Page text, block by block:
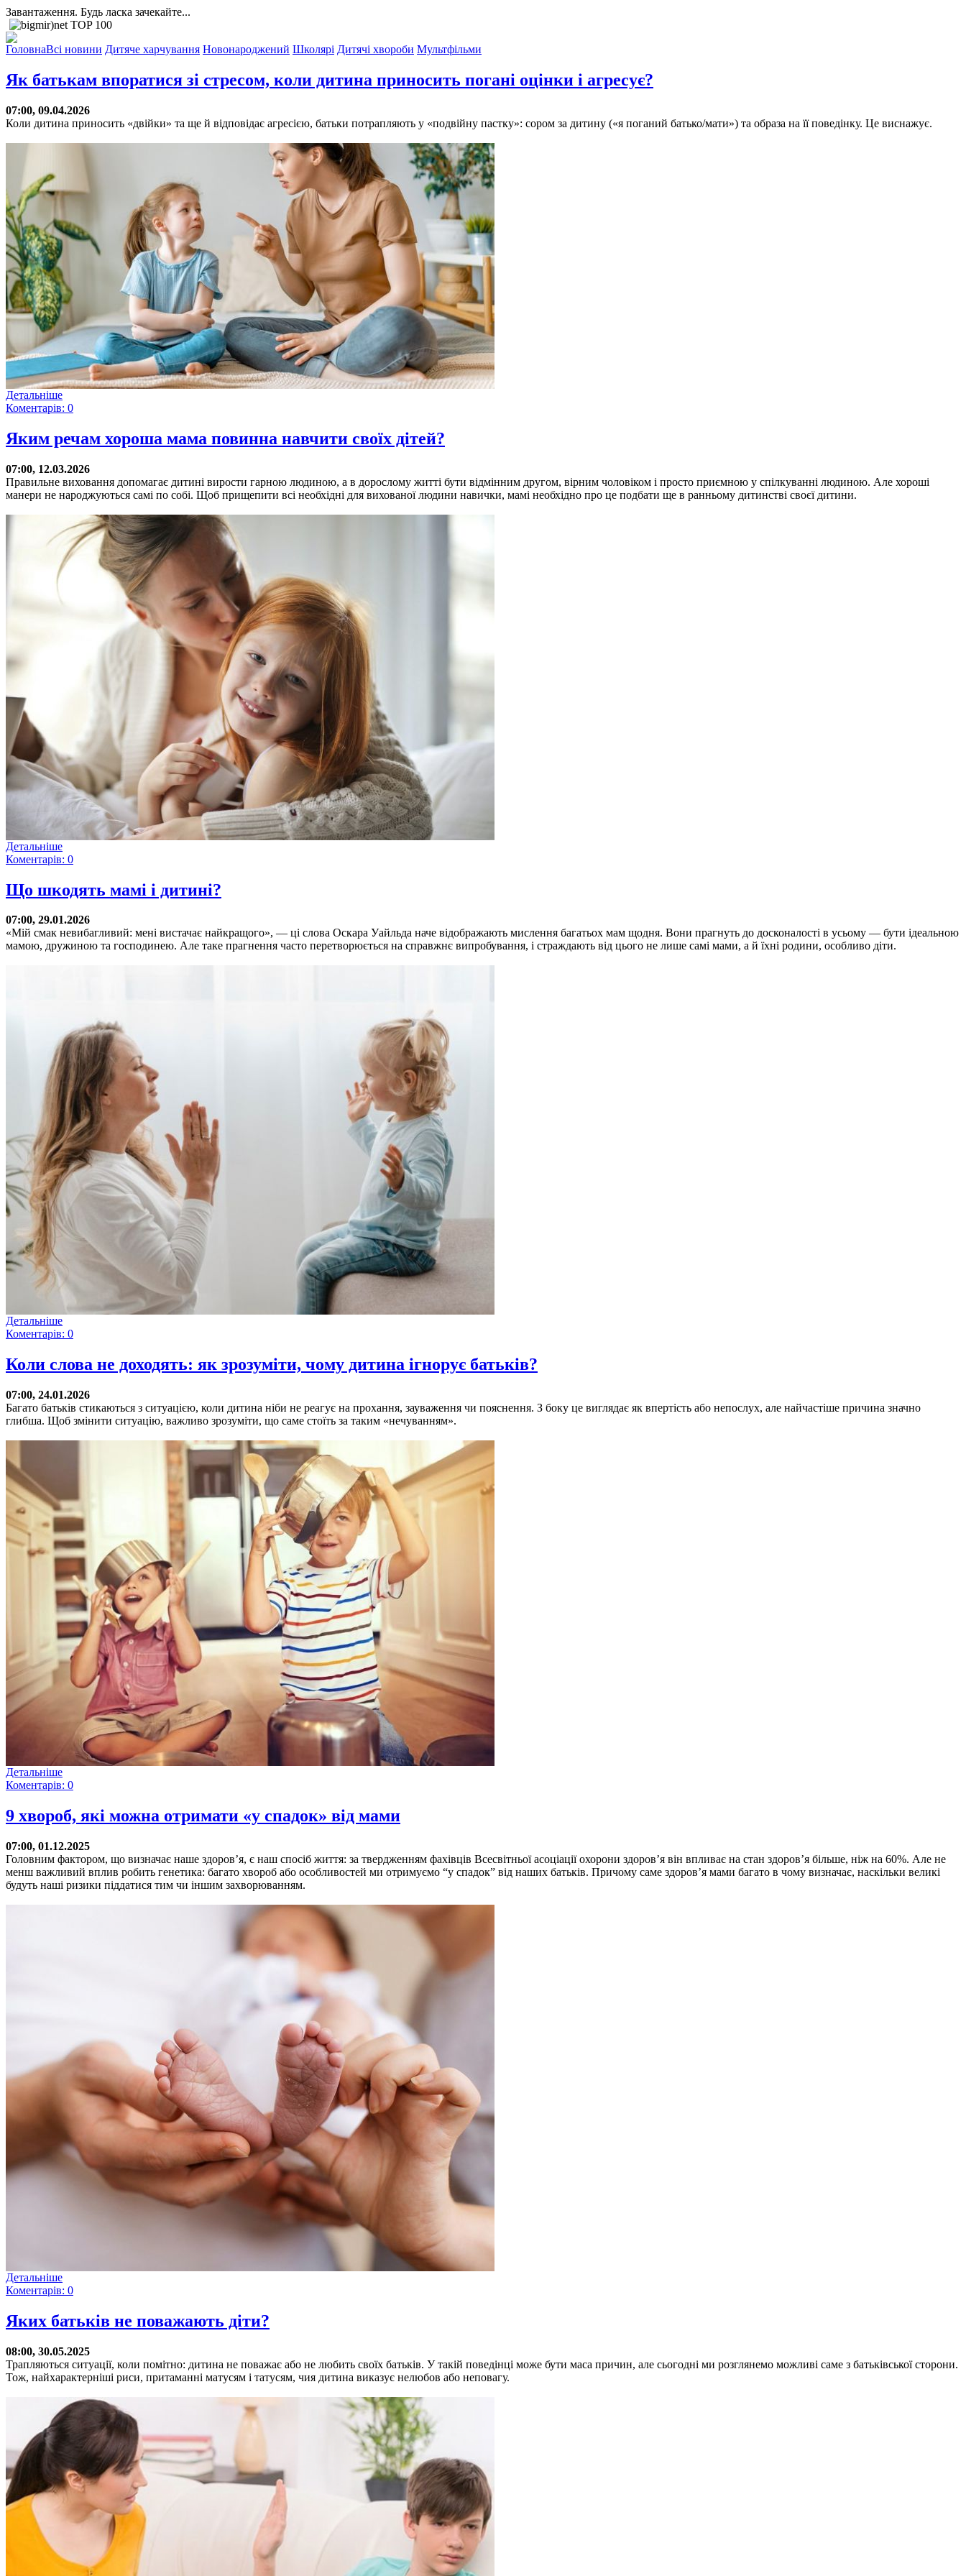
Завантаження. Будь ласка зачекайте...
ГоловнаВсі новини Дитяче харчування Новонароджений Школярі Дитячі хвороби Мультфільми
Як батькам впоратися зі стресом, коли дитина приносить погані оцінки і агресує?
07:00, 09.04.2026
Коли дитина приносить «двійки» та ще й відповідає агресією, батьки потрапляють у «подвійну пастку»: сором за дитину («я поганий батько/мати») та образа на її поведінку. Це виснажує.
Детальніше
Коментарів: 0
Яким речам хороша мама повинна навчити своїх дітей?
07:00, 12.03.2026
Правильне виховання допомагає дитині вирости гарною людиною, а в дорослому житті бути відмінним другом, вірним чоловіком і просто приємною у спілкуванні людиною. Але хороші
манери не народжуються самі по собі. Щоб прищепити всі необхідні для вихованої людини навички, мамі необхідно про це подбати ще в ранньому дитинстві своєї дитини.
Детальніше
Коментарів: 0
Що шкодять мамі і дитині?
07:00, 29.01.2026
«Мій смак невибагливий: мені вистачає найкращого», — ці слова Оскара Уайльда наче відображають мислення багатьох мам щодня. Вони прагнуть до досконалості в усьому — бути ідеальною
мамою, дружиною та господинею. Але таке прагнення часто перетворюється на справжнє випробування, і страждають від цього не лише самі мами, а й їхні родини, особливо діти.
Детальніше
Коментарів: 0
Коли слова не доходять: як зрозуміти, чому дитина ігнорує батьків?
07:00, 24.01.2026
Багато батьків стикаються з ситуацією, коли дитина ніби не реагує на прохання, зауваження чи пояснення. З боку це виглядає як впертість або непослух, але найчастіше причина значно
глибша. Щоб змінити ситуацію, важливо зрозуміти, що саме стоїть за таким «нечуванням».
Детальніше
Коментарів: 0
9 хвороб, які можна отримати «у спадок» від мами
07:00, 01.12.2025
Головним фактором, що визначає наше здоров’я, є наш спосіб життя: за твердженням фахівців Всесвітньої асоціації охорони здоров’я він впливає на стан здоров’я більше, ніж на 60%. Але не
менш важливий вплив робить генетика: багато хвороб або особливостей ми отримуємо “у спадок” від наших батьків. Причому саме здоров’я мами багато в чому визначає, наскільки великі
будуть наші ризики піддатися тим чи іншим захворюванням.
Детальніше
Коментарів: 0
Яких батьків не поважають діти?
08:00, 30.05.2025
Трапляються ситуації, коли помітно: дитина не поважає або не любить своїх батьків. У такій поведінці може бути маса причин, але сьогодні ми розглянемо можливі саме з батьківської сторони.
Тож, найхарактерніші риси, притаманні матусям і татусям, чия дитина виказує нелюбов або неповагу.